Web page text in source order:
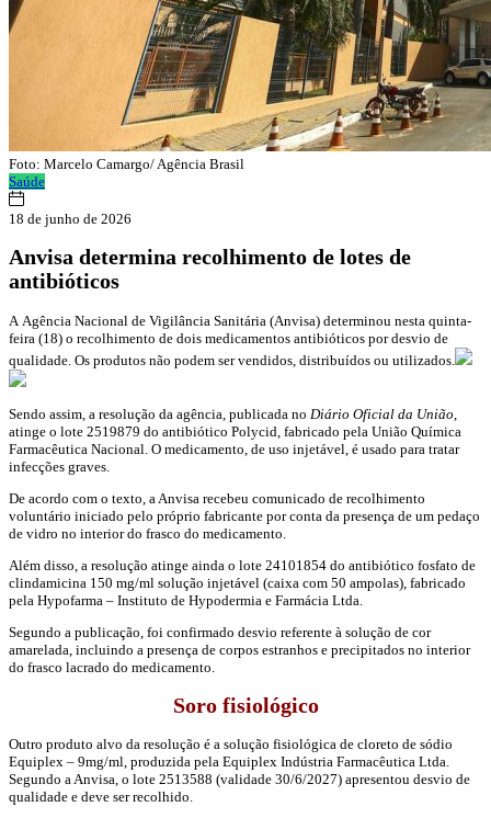
Foto: Marcelo Camargo/ Agência Brasil
Saúde
18 de junho de 2026
Anvisa determina recolhimento de lotes de
antibióticos
A Agência Nacional de Vigilância Sanitária (Anvisa) determinou nesta quinta-
feira (18) o recolhimento de dois medicamentos antibióticos por desvio de
qualidade. Os produtos não podem ser vendidos, distribuídos ou utilizados.
Sendo assim, a resolução da agência, publicada no Diário Oficial da União
atinge o lote 2519879 do antibiótico Polycid, fabricado pela União Química
Farmacêutica Nacional. O medicamento, de uso injetável, é usado para tratar
infecções graves.
De acordo com o texto, a Anvisa recebeu comunicado de recolhimento
voluntário iniciado pelo próprio fabricante por conta da presença de um pedaço
de vidro no interior do frasco do medicamento.
Além disso, a resolução atinge ainda o lote 24101854 do antibiótico fosfato de
clindamicina 150 mg/ml solução injetável (caixa com 50 ampolas), fabricado
pela Hypofarma – Instituto de Hypodermia e Farmácia Ltda.
Segundo a publicação, foi confirmado desvio referente à solução de cor
amarelada, incluindo a presença de corpos estranhos e precipitados no interior
do frasco lacrado do medicamento.
Soro fisiológico
Outro produto alvo da resolução é a solução fisiológica de cloreto de sódio
Equiplex – 9mg/ml, produzida pela Equiplex Indústria Farmacêutica Ltda.
Segundo a Anvisa, o lote 2513588 (validade 30/6/2027) apresentou desvio de
qualidade e deve ser recolhido.